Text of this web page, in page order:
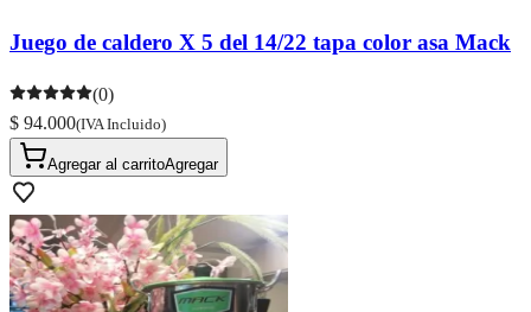
Juego de caldero X 5 del 14/22 tapa color asa Mack
(0)
$ 94.000(IVA Incluido)
Agregar al carritoAgregar